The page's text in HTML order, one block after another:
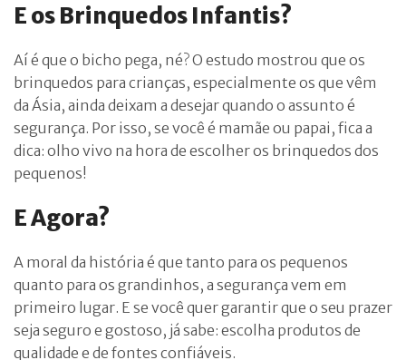
E os Brinquedos Infantis?
Aí é que o bicho pega, né? O estudo mostrou que os
brinquedos para crianças, especialmente os que vêm
da Ásia, ainda deixam a desejar quando o assunto é
segurança. Por isso, se você é mamãe ou papai, fica a
dica: olho vivo na hora de escolher os brinquedos dos
pequenos!
E Agora?
A moral da história é que tanto para os pequenos
quanto para os grandinhos, a segurança vem em
primeiro lugar. E se você quer garantir que o seu prazer
seja seguro e gostoso, já sabe: escolha produtos de
qualidade e de fontes confiáveis.